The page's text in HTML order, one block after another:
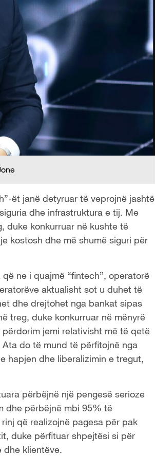
ët janë detyruar të veprojnë jashtë
dhe infrastruktura e tij. Me
duke konkurruar në kushte të
kostosh dhe më shumë siguri për
ne i quajmë “fintech”, operatorë
aktualisht sot u duhet të
dhe drejtohet nga bankat sipas
treg, duke konkurruar në mënyrë
jemi relativisht më të qetë
do të mund të përfitojnë nga
hapjen dhe liberalizimin e tregut,
përbëjnë një pengesë serioze
dhe përbëjnë mbi 95% të
që realizojnë pagesa për pak
duke përfituar shpejtësi si për
dhe klientëve.